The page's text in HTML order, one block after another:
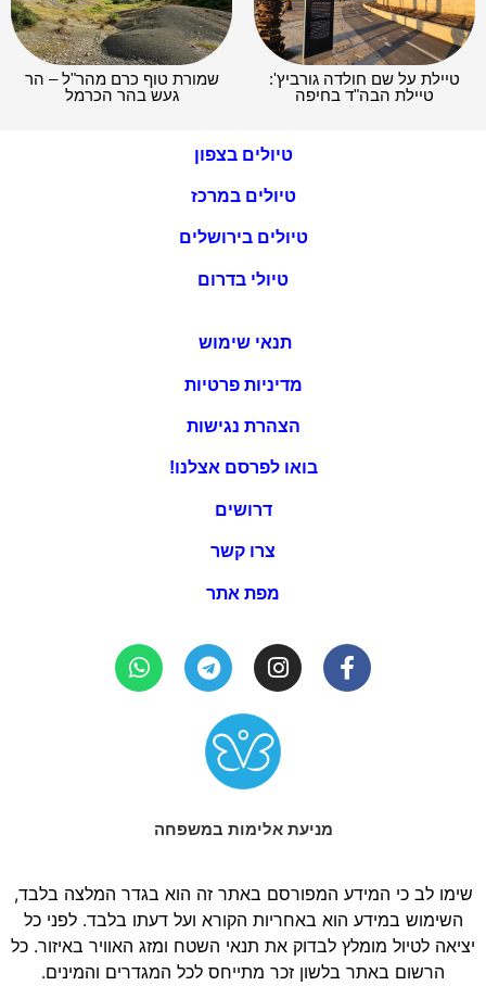
מניעת אלימות במשפחה
שימו לב כי המידע המפורסם באתר זה הוא בגדר המלצה בלבד,
יציאה לטיול מומלץ לבדוק את תנאי השטח ומזג האוויר באיזור. כל